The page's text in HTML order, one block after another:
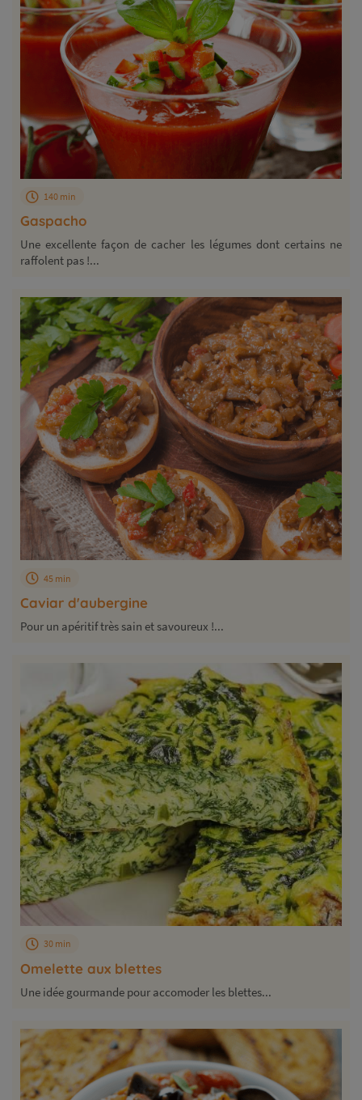
Gaspacho
140 min
Une excellente façon de cacher les légumes dont certains ne
raffolent pas !...
Caviar d'aubergine
45 min
Pour un apéritif très sain et savoureux !...
Omelette aux blettes
30 min
Une idée gourmande pour accomoder les blettes...